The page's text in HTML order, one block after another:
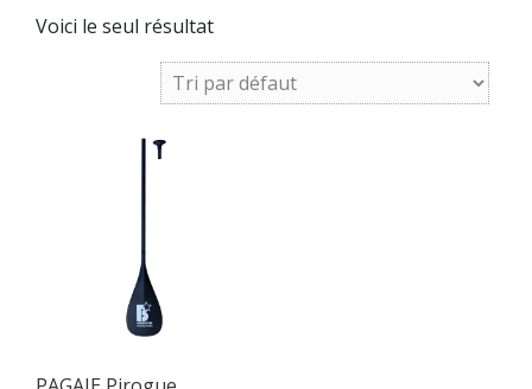
Voici le seul résultat